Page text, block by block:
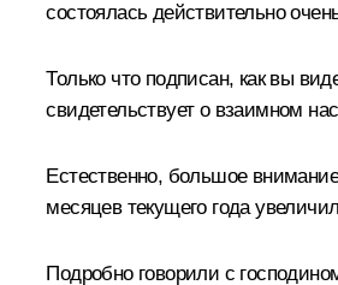
состоялась действительно
Только что подписан, как вы
свидетельствует о взаимном
Естественно, большое
месяцев текущего года
Подробно говорили с